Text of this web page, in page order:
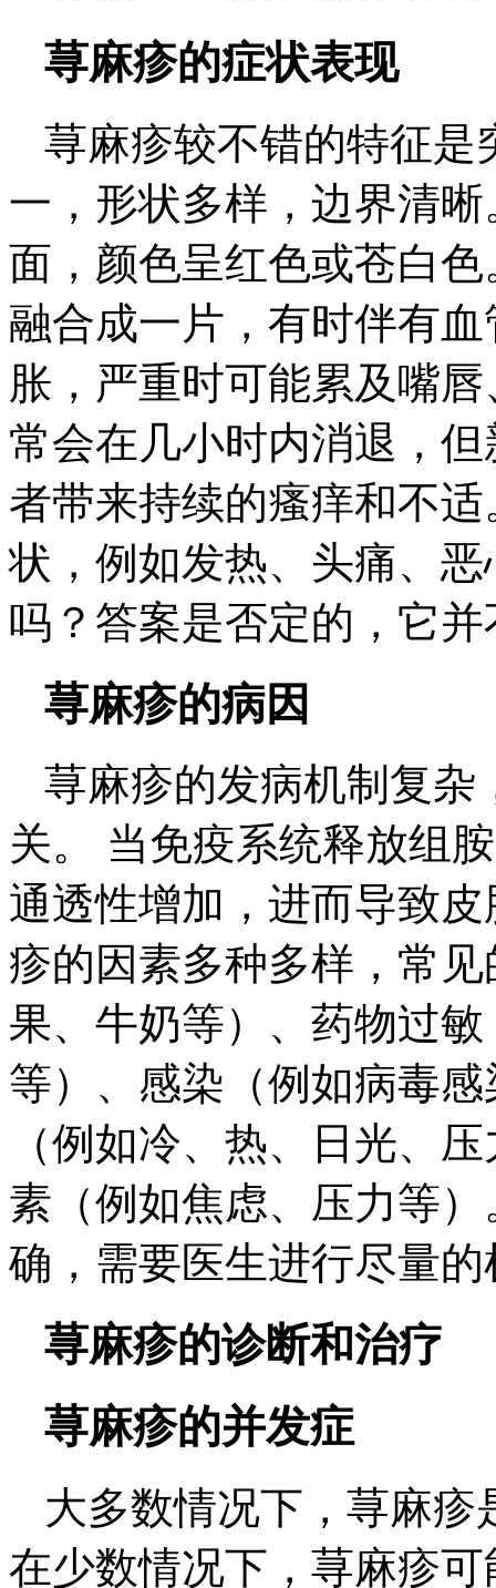
荨麻疹的症状表现
荨麻疹较不错的特征是
一，形状多样，边界清
面，颜色呈红色或苍白
融合成一片，有时伴有
胀，严重时可能累及嘴
常会在几小时内消退，
者带来持续的瘙痒和不
状，例如发热、头痛、
吗？答案是否定的，它
荨麻疹的病因
荨麻疹的发病机制复杂
关。 当免疫系统释放组
通透性增加，进而导致
疹的因素多种多样，常
果、牛奶等）、药物过
等）、感染（例如病毒
（例如冷、热、日光、
素（例如焦虑、压力等
确，需要医生进行尽量
荨麻疹的诊断和治疗
荨麻疹的并发症
大多数情况下，荨麻
在少数情况下，荨麻疹